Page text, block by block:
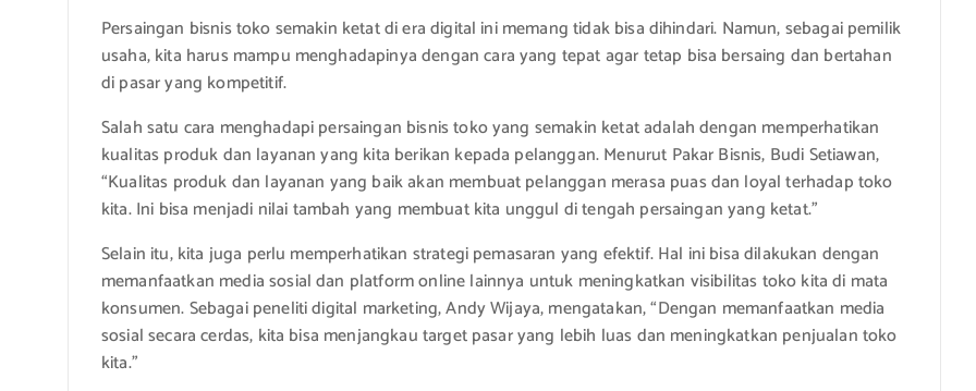
Persaingan bisnis toko semakin ketat di era digital ini memang tidak bisa dihindari. Namun, sebagai pemilik
usaha, kita harus mampu menghadapinya dengan cara yang tepat agar tetap bisa bersaing dan bertahan
di pasar yang kompetitif.
Salah satu cara menghadapi persaingan bisnis toko yang semakin ketat adalah dengan memperhatikan
kualitas produk dan layanan yang kita berikan kepada pelanggan. Menurut Pakar Bisnis, Budi Setiawan,
“Kualitas produk dan layanan yang baik akan membuat pelanggan merasa puas dan loyal terhadap toko
kita. Ini bisa menjadi nilai tambah yang membuat kita unggul di tengah persaingan yang ketat.”
Selain itu, kita juga perlu memperhatikan strategi pemasaran yang efektif. Hal ini bisa dilakukan dengan
memanfaatkan media sosial dan platform online lainnya untuk meningkatkan visibilitas toko kita di mata
konsumen. Sebagai peneliti digital marketing, Andy Wijaya, mengatakan, “Dengan memanfaatkan media
sosial secara cerdas, kita bisa menjangkau target pasar yang lebih luas dan meningkatkan penjualan toko
kita.”